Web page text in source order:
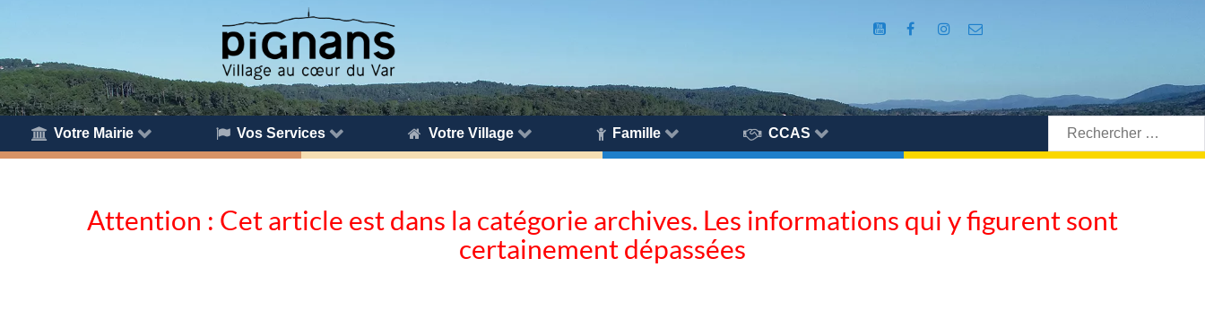
Votre Mairie Vos Services Votre Village Famille CCAS
Rechercher:
Attention : Cet article est dans la catégorie archives. Les informations qui y figurent sont
certainement dépassées